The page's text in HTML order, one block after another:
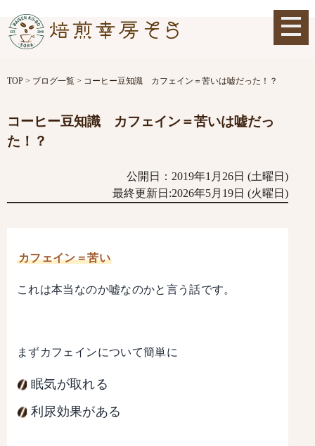
TOP > ブログ一覧 > コーヒー豆知識 カフェイン＝苦いは嘘だった！？
コーヒー豆知識 カフェイン＝苦いは嘘だっ
た！？
公開日：2019年1月26日 (土曜日)
最終更新日:2026年5月19日 (火曜日)
カフェイン＝苦い
これは本当なのか嘘なのかと言う話です。
まずカフェインについて簡単に
眠気が取れる
利尿効果がある